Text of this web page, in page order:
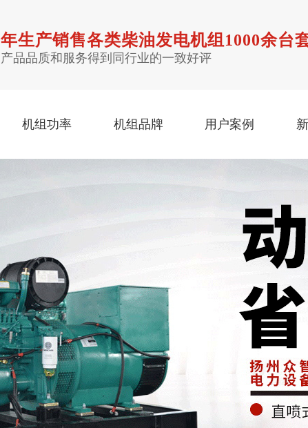
年生产销售各类柴油发电机组 1000余台
产品品质和服务得到同行业的一致好评
机组功率 机组品牌 用户案例